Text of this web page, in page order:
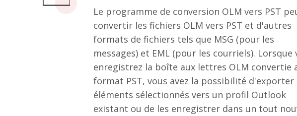
Le programme de conversion OLM vers PST
convertir les fichiers OLM vers PST et d'autres
formats de fichiers tels que MSG (pour les
messages) et EML (pour les courriels). Lorsque
enregistrez la boîte aux lettres OLM convertie
format PST, vous avez la possibilité d'exporter
éléments sélectionnés vers un profil Outlook
existant ou de les enregistrer dans un tout